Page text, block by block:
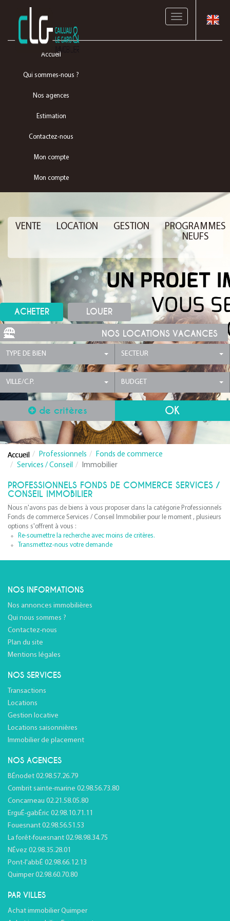
Toggle
Accueil
Qui sommes-nous ?
Nos agences
Estimation
Contactez-nous
Mon compte
Mon compte
VENTE LOCATION GESTION
PROGRAMMES
NEUFS
ACHETER LOUER
NOS LOCATIONS VACANCES
TYPE DE BIEN SECTEUR
VILLE/C.P. BUDGET
de critères
Professionnels
Fonds de commerce
Services / Conseil
Immobilier
PROFESSIONNELS FONDS DE COMMERCE SERVICES /
CONSEIL IMMOBILIER
Nous n'avons pas de biens à vous proposer dans la catégorie Professionnels
Fonds de commerce Services / Conseil Immobilier pour le moment , plusieurs
options s'offrent à vous :
Re-soumettre la recherche avec moins de critères.
Transmettez-nous votre demande
NOS INFORMATIONS
Nos annonces immobilières
Qui nous sommes ?
Contactez-nous
Plan du site
Mentions légales
NOS SERVICES
Transactions
Locations
Gestion locative
Locations saisonnières
Immobilier de placement
NOS AGENCES
BÉnodet 02.98.57.26.79
Combrit sainte-marine 02.98.56.73.80
Concarneau 02.21.58.05.80
ErguÉ-gabÉric 02.98.10.71.11
Fouesnant 02.98.56.51.53
La forêt-fouesnant 02.98.98.34.75
NÉvez 02.98.35.28.01
Pont-l'abbÉ 02.98.66.12.13
Quimper 02.98.60.70.80
PAR VILLES
Achat immobilier Quimper